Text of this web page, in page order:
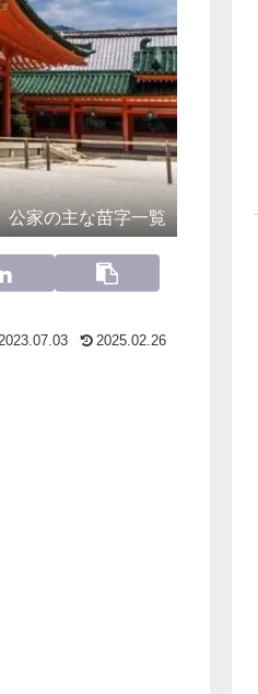
公家の主な苗字一覧
2025.02.26